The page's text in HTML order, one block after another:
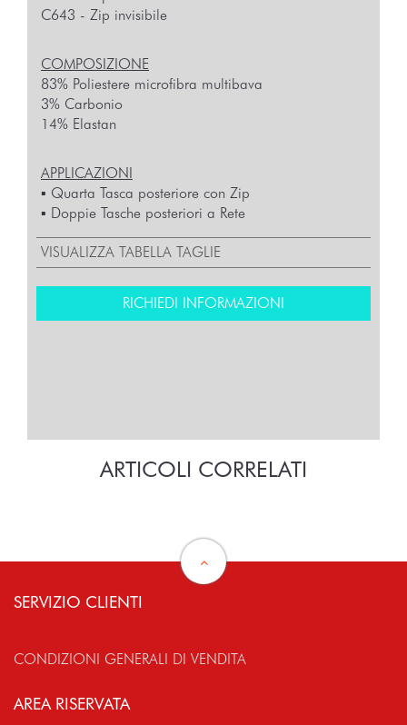
C643 - Zip invisibile
COMPOSIZIONE
83% Poliestere microfibra multibava
3% Carbonio
14% Elastan
APPLICAZIONI
▪︎ Quarta Tasca posteriore con Zip
▪︎ Doppie Tasche posteriori a Rete
VISUALIZZA TABELLA TAGLIE
RICHIEDI INFORMAZIONI
ARTICOLI CORRELATI
SERVIZIO CLIENTI
CONDIZIONI GENERALI DI VENDITA
AREA RISERVATA